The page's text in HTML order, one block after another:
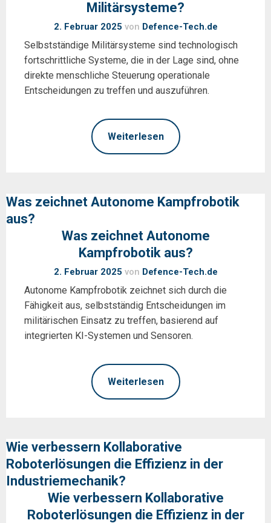
Militärsysteme?
2. Februar 2025 von Defence-Tech.de
Selbstständige Militärsysteme sind technologisch
fortschrittliche Systeme, die in der Lage sind, ohne
direkte menschliche Steuerung operationale
Entscheidungen zu treffen und auszuführen.
Weiterlesen
Was zeichnet Autonome Kampfrobotik
aus?
Was zeichnet Autonome
Kampfrobotik aus?
2. Februar 2025 von Defence-Tech.de
Autonome Kampfrobotik zeichnet sich durch die
Fähigkeit aus, selbstständig Entscheidungen im
militärischen Einsatz zu treffen, basierend auf
integrierten KI-Systemen und Sensoren.
Weiterlesen
Wie verbessern Kollaborative
Roboterlösungen die Effizienz in der
Industriemechanik?
Wie verbessern Kollaborative
Roboterlösungen die Effizienz in der